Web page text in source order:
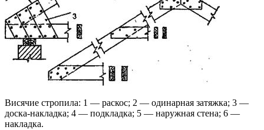
Висячие стропила: 1 — раскос; 2 — одинарная затяжка; 3 —
доска-накладка; 4 — подкладка; 5 — наружная стена; 6 —
накладка.